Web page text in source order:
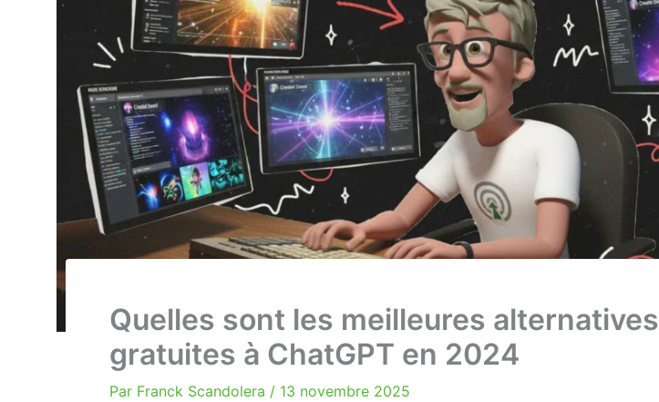
Quelles sont les meilleures alternatives
gratuites à ChatGPT en 2024
Par Franck Scandolera / 13 novembre 2025